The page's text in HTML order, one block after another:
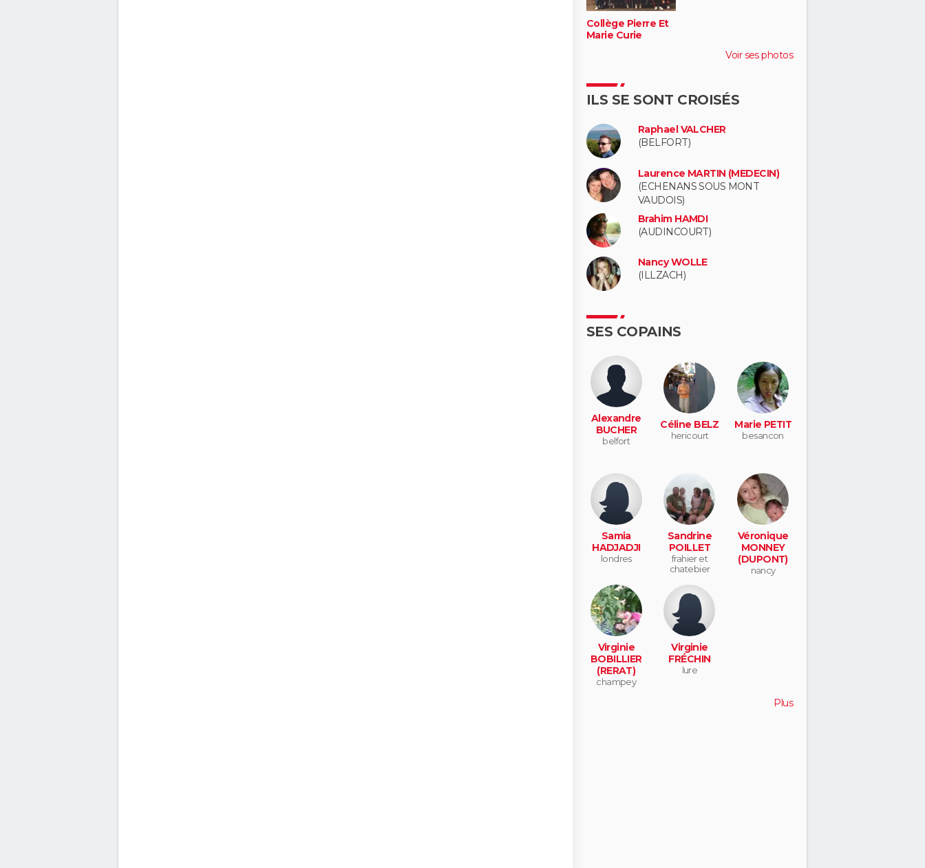
Collège Pierre Et
Marie Curie
Voir ses photos
ILS SE SONT CROISÉS
Raphael VALCHER
(BELFORT)
Laurence MARTIN (MEDECIN)
(ECHENANS SOUS MONT
VAUDOIS)
Brahim HAMDI
(AUDINCOURT)
Nancy WOLLE
(ILLZACH)
SES COPAINS
Alexandre
BUCHER
belfort
Céline BELZ
hericourt
Marie PETIT
besancon
Samia
HADJADJI
londres
Sandrine
POILLET
frahier et
chatebier
Véronique
MONNEY
(DUPONT)
nancy
Virginie
BOBILLIER
(RERAT)
champey
Virginie
FRÉCHIN
lure
Plus